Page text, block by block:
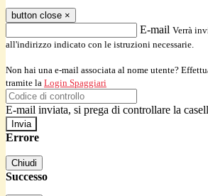
button close ×
E-mail Verrà
all'indirizzo indicato con le istruzioni necessarie.
Non hai una e-mail associata al nome utente?
tramite la Login Spaggiari
E-mail inviata, si prega di controllare la
Errore
Chiudi
Successo